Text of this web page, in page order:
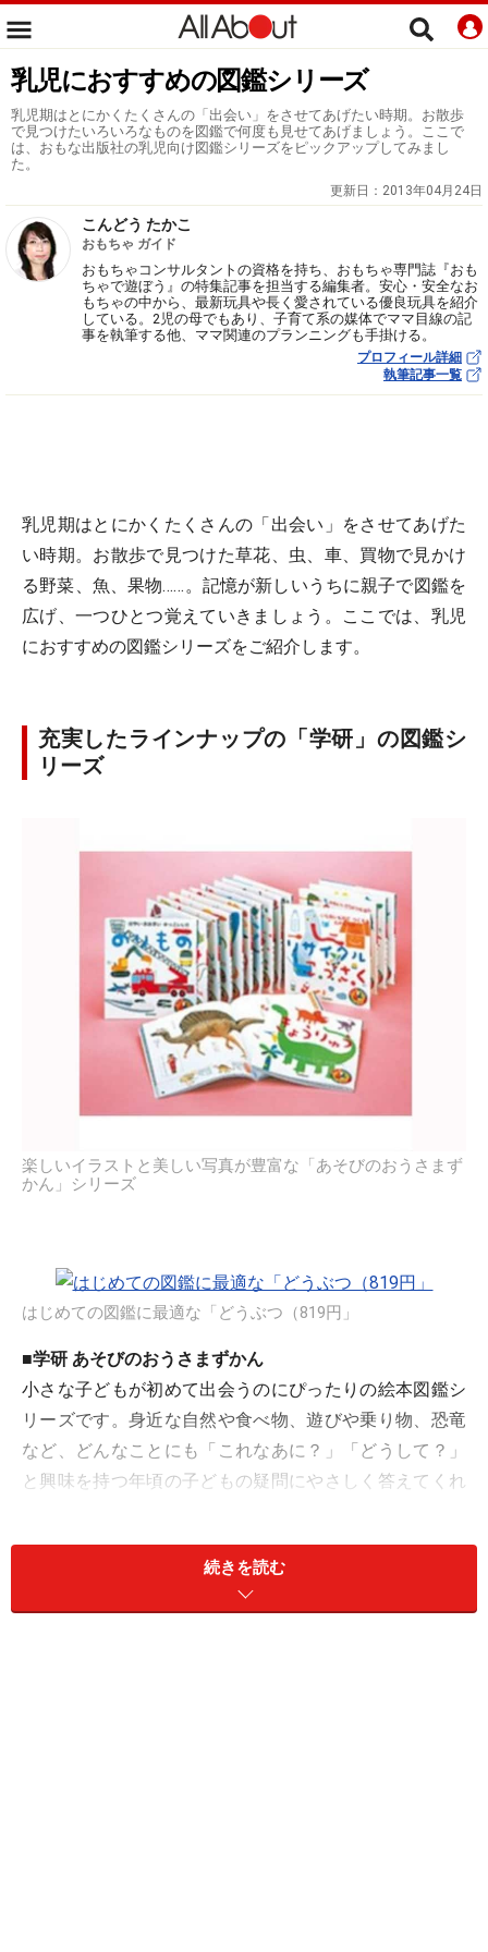
乳児におすすめの図鑑シリーズ
乳児期はとにかくたくさんの「出会い」をさせてあげたい時期。お散歩
で見つけたいろいろなものを図鑑で何度も見せてあげましょう。ここで
は、おもな出版社の乳児向け図鑑シリーズをピックアップしてみまし
た。
更新日： 2013年04月24日
こんどう たかこ
おもちゃ ガイド
おもちゃコンサルタントの資格を持ち、おもちゃ専門誌『おも
ちゃで遊ぼう』の特集記事を担当する編集者。安心・安全なお
もちゃの中から、最新玩具や長く愛されている優良玩具を紹介
している。2児の母でもあり、子育て系の媒体でママ目線の記
事を執筆する他、ママ関連のプランニングも手掛ける。
プロフィール詳細
執筆記事一覧
乳児期はとにかくたくさんの「出会い」をさせてあげた
い時期。お散歩で見つけた草花、虫、車、買物で見かけ
る野菜、魚、果物……。記憶が新しいうちに親子で図鑑を
広げ、一つひとつ覚えていきましょう。ここでは、乳児
におすすめの図鑑シリーズをご紹介します。
充実したラインナップの「学研」の図鑑シ
リーズ
楽しいイラストと美しい写真が豊富な「あそびのおうさまず
かん」シリーズ
はじめての図鑑に最適な「どうぶつ（819円」
■学研 あそびのおうさまずかん
小さな子どもが初めて出会うのにぴったりの絵本図鑑シ
リーズです。身近な自然や食べ物、遊びや乗り物、恐竜
など、どんなことにも「これなあに？」「どうして？」
と興味を持つ年頃の子どもの疑問にやさしく答えてくれ
【シリーズ内容】
どうぶつ、いきもの・くらし、むし、からだ、あそび、
そら、ペット、たべもの、おりがみあやとり、のりも
続きを読む